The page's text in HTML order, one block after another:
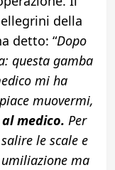
della
detto: “Dopo
questa gamba
mi ha
muovermi,
medico. Per
le scale e
ma